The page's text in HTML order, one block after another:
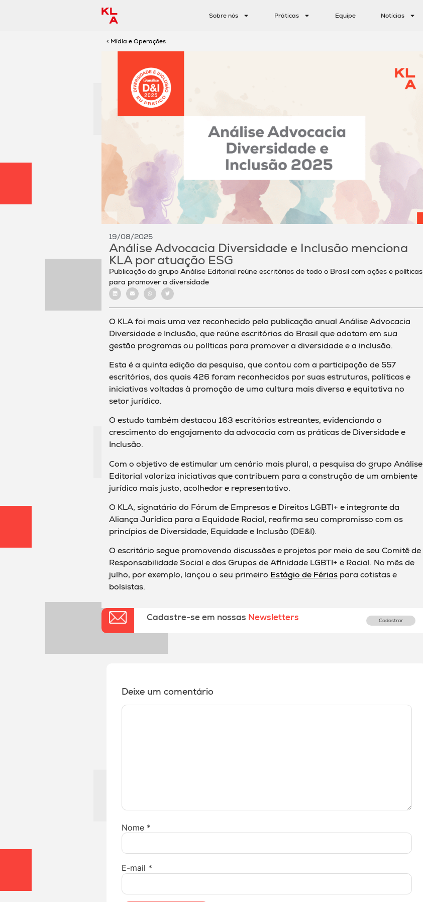
Sobre nós Práticas Equipe Notícias
< Mídia e Operações
19/08/2025
Análise Advocacia Diversidade e Inclusão menciona
KLA por atuação ESG
Publicação do grupo Análise Editorial reúne escritórios de todo o Brasil com ações e políticas
para promover a diversidade
O KLA foi mais uma vez reconhecido pela publicação anual Análise Advocacia
Diversidade e Inclusão, que reúne escritórios do Brasil que adotam em sua
gestão programas ou políticas para promover a diversidade e a inclusão.
Esta é a quinta edição da pesquisa, que contou com a participação de 557
escritórios, dos quais 426 foram reconhecidos por suas estruturas, políticas e
iniciativas voltadas à promoção de uma cultura mais diversa e equitativa no
setor jurídico.
O estudo também destacou 163 escritórios estreantes, evidenciando o
crescimento do engajamento da advocacia com as práticas de Diversidade e
Inclusão.
Com o objetivo de estimular um cenário mais plural, a pesquisa do grupo Análise
Editorial valoriza iniciativas que contribuem para a construção de um ambiente
jurídico mais justo, acolhedor e representativo.
O KLA, signatário do Fórum de Empresas e Direitos LGBTI+ e integrante da
Aliança Jurídica para a Equidade Racial, reafirma seu compromisso com os
princípios de Diversidade, Equidade e Inclusão (DE&I).
O escritório segue promovendo discussões e projetos por meio de seu Comitê de
Responsabilidade Social e dos Grupos de Afinidade LGBTI+ e Racial. No mês de
julho, por exemplo, lançou o seu primeiro Estágio de Fériaspara cotistas e
bolsistas.
Cadastre-se em nossas Newsletters Cadastrar
Deixe um comentário
Nome *
E-mail *